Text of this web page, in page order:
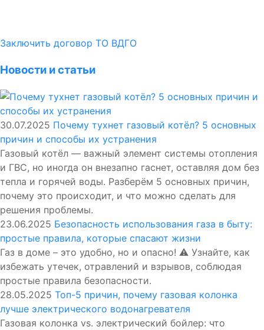
Заключить договор ТО ВДГО
Новости и статьи
30.07.2025 Почему тухнет газовый котёл? 5 основных
причин и способы их устранения
Газовый котёл — важный элемент системы отопления
и ГВС, но иногда он внезапно гаснет, оставляя дом без
тепла и горячей воды. Разберём 5 основных причин,
почему это происходит, и что можно сделать для
решения проблемы.
23.06.2025 Безопасность использования газа в быту:
простые правила, которые спасают жизни
Газ в доме – это удобно, но и опасно! ⚠️ Узнайте, как
избежать утечек, отравлений и взрывов, соблюдая
простые правила безопасности.
28.05.2025 Топ-5 причин, почему газовая колонка
лучше электрического водонагревателя
Газовая колонка vs. электрический бойлер: что